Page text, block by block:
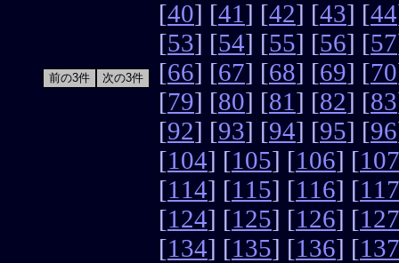
[40] [41 ] [42] [43] [44
[53] [54] [55] [56] [57
[66] [67] [68] [69] [70
[79] [80] [81 ] [82] [83
[92] [93] [94] [95] [96
[104] [105] [106] [107
[114] [115] [116] [117
[124] [125] [126] [127
[134] [135] [136] [137